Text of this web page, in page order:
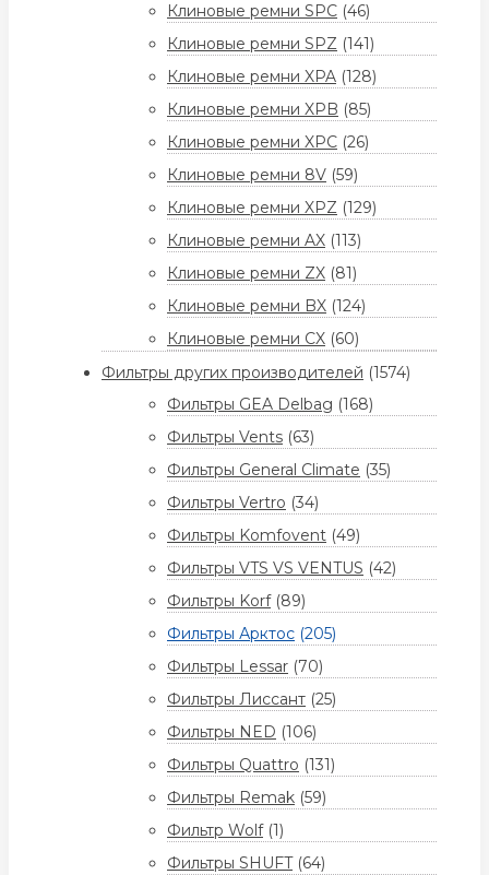
Клиновые ремни SPC (46)
Клиновые ремни SPZ (141)
Клиновые ремни XPA (128)
Клиновые ремни XPB (85)
Клиновые ремни XPC (26)
Клиновые ремни 8V (59)
Клиновые ремни XPZ (129)
Клиновые ремни AX (113)
Клиновые ремни ZX (81)
Клиновые ремни BX (124)
Клиновые ремни CX (60)
Фильтры других производителей (1574)
Фильтры GEA Delbag (168)
Фильтры Vents (63)
Фильтры General Climate (35)
Фильтры Vertro (34)
Фильтры Komfovent (49)
Фильтры VTS VS VENTUS (42)
Фильтры Korf (89)
Фильтры Арктос (205)
Фильтры Lessar (70)
Фильтры Лиссант (25)
Фильтры NED (106)
Фильтры Quattro (131)
Фильтры Remak (59)
Фильтр Wolf (1)
Фильтры SHUFT (64)